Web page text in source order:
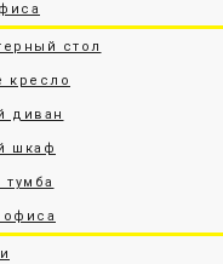
стол
кресло
диван
шкаф
офиса